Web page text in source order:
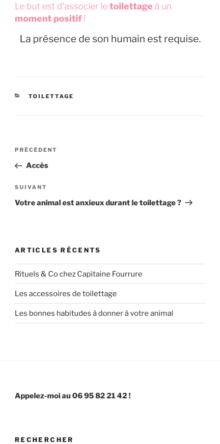
Le but est d’associer letoilettage à un
moment positif !
La présence de son humain est requise.
CATÉGORIES
TOILETTAGE
Navigation
l’article
Article
précédent
PRÉCÉDENT
Accès
Article
suivant
SUIVANT
Votre animal est anxieux durant le toilettage ?
ARTICLES RÉCENTS
Rituels & Co chez Capitaine Fourrure
Les accessoires de toilettage
Les bonnes habitudes à donner à votre animal
Appelez-moi au 06 95 82 21 42 !
RECHERCHER